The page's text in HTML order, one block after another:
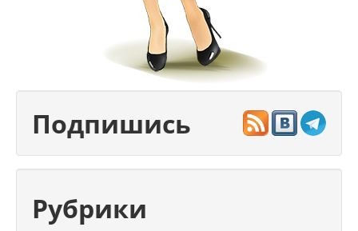
Подпишись
Рубрики